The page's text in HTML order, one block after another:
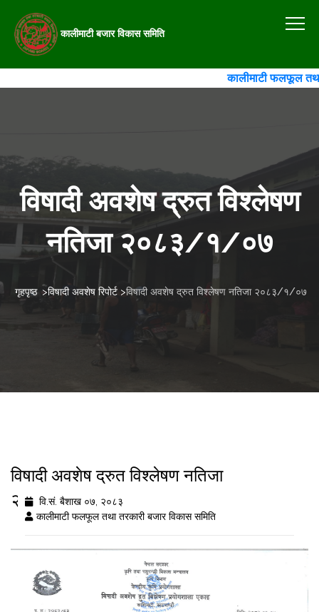
कालीमाटी बजार विकास समिति
कालीमाटी फलफूल तथा
विषादी अवशेष द्रुत विश्लेषण
नतिजा २०८३/१/०७
गृहपृष्ठ >विषादी अवशेष रिपोर्ट>विषादी अवशेष द्रुत विश्लेषण नतिजा २०८३/१/०७
विषादी अवशेष द्रुत विश्लेषण नतिजा
२०८३/१/०७
वि.सं. बैशाख ०७, २०८३
कालीमाटी फलफूल तथा तरकारी बजार विकास समिति